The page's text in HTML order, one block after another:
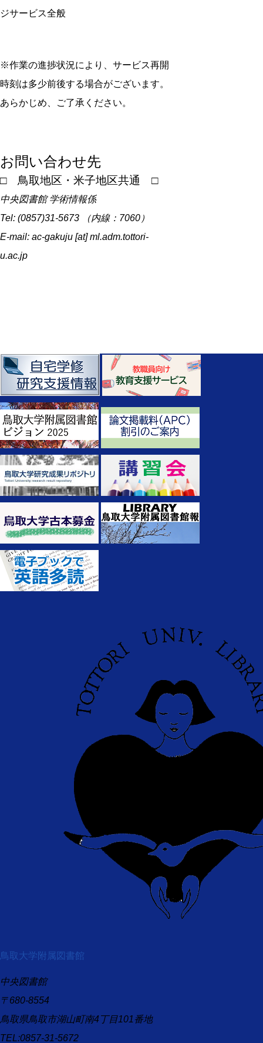
ジサービス全般
※作業の進捗状況により、サービス再開
時刻は多少前後する場合がございます。
あらかじめ、ご了承ください。
お問い合わせ先
□ 鳥取地区・米子地区共通 □
中央図書館 学術情報係
Tel: (0857)31-5673 （内線：7060）
E-mail: ac-gakuju [at] ml.adm.tottori-
u.ac.jp
鳥取大学附属図書館
中央図書館
〒680-8554
鳥取県鳥取市湖山町南4丁目101番地
TEL:0857-31-5672